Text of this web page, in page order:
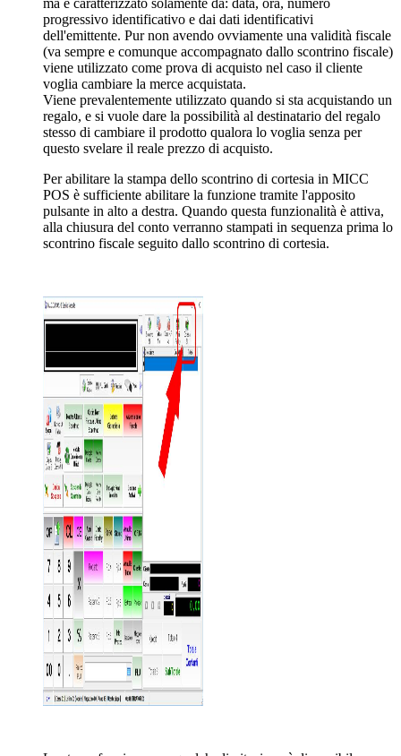
progressivo identificativo e dai dati identificativi
dell'emittente. Pur non avendo ovviamente una validità fiscale
(va sempre e comunque accompagnato dallo scontrino fiscale)
viene utilizzato come prova di acquisto nel caso il cliente
voglia cambiare la merce acquistata.
Viene prevalentemente utilizzato quando si sta acquistando un
regalo, e si vuole dare la possibilità al destinatario del regalo
stesso di cambiare il prodotto qualora lo voglia senza per
questo svelare il reale prezzo di acquisto.
Per abilitare la stampa dello scontrino di cortesia in MICC
POS è sufficiente abilitare la funzione tramite l'apposito
pulsante in alto a destra. Quando questa funzionalità è attiva,
alla chiusura del conto verranno stampati in sequenza prima lo
scontrino fiscale seguito dallo scontrino di cortesia.